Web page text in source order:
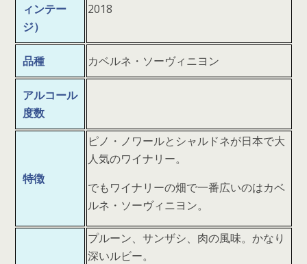
ィンテー
ジ）
2018
品種 カベルネ・ソーヴィニヨン
アルコール
度数
特徴
ピノ・ノワールとシャルドネが日本で大
人気のワイナリー。
でもワイナリーの畑で一番広いのはカベ
ルネ・ソーヴィニヨン。
プルーン、サンザシ、肉の風味。かなり
深いルビー。